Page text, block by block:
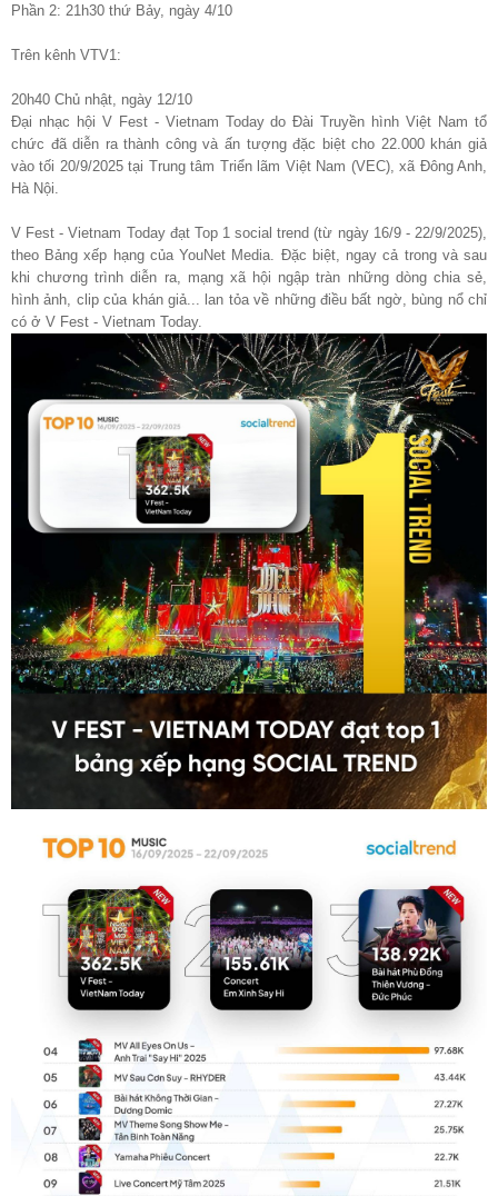
Phần 2: 21h30 thứ Bảy, ngày 4/10
Trên kênh VTV1:
20h40 Chủ nhật, ngày 12/10
Đại nhạc hội V Fest - Vietnam Today do Đài Truyền hình Việt Nam tổ
chức đã diễn ra thành công và ấn tượng đặc biệt cho 22.000 khán giả
vào tối 20/9/2025 tại Trung tâm Triển lãm Việt Nam (VEC), xã Đông Anh,
Hà Nội.
V Fest - Vietnam Today đạt Top 1 social trend (từ ngày 16/9 - 22/9/2025),
theo Bảng xếp hạng của YouNet Media. Đặc biệt, ngay cả trong và sau
khi chương trình diễn ra, mạng xã hội ngập tràn những dòng chia sẻ,
hình ảnh, clip của khán giả... lan tỏa về những điều bất ngờ, bùng nổ chỉ
có ở V Fest - Vietnam Today.